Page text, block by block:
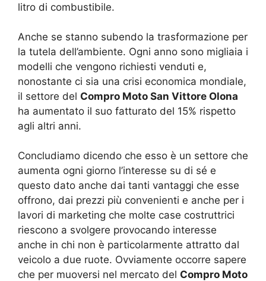
litro di combustibile.
Anche se stanno subendo la trasformazione per
la tutela dell’ambiente. Ogni anno sono migliaia i
modelli che vengono richiesti venduti e,
nonostante ci sia una crisi economica mondiale,
il settore del Compro Moto San Vittore Olona
ha aumentato il suo fatturato del 15% rispetto
agli altri anni.
Concludiamo dicendo che esso è un settore che
aumenta ogni giorno l’interesse su di sé e
questo dato anche dai tanti vantaggi che esse
offrono, dai prezzi più convenienti e anche per i
lavori di marketing che molte case costruttrici
riescono a svolgere provocando interesse
anche in chi non è particolarmente attratto dal
veicolo a due ruote. Ovviamente occorre sapere
che per muoversi nel mercato del Compro Moto